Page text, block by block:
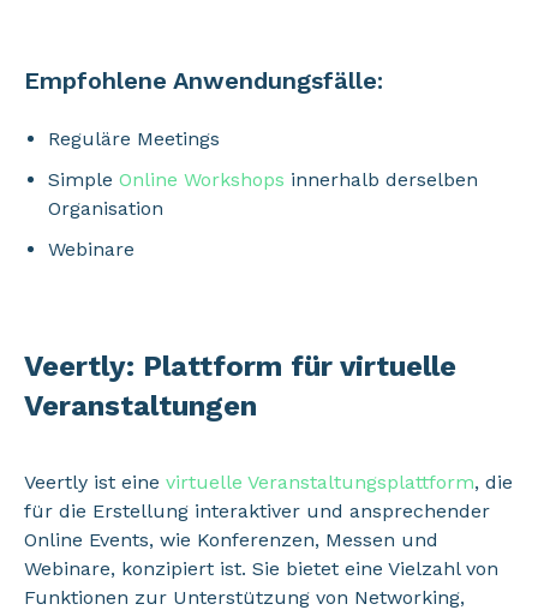
Empfohlene Anwendungsfälle:
Reguläre Meetings
Simple Online Workshops innerhalb derselben
Organisation
Webinare
Veertly: Plattform für virtuelle
Veranstaltungen
Veertly ist eine virtuelle Veranstaltungsplattform, die
für die Erstellung interaktiver und ansprechender
Online Events, wie Konferenzen, Messen und
Webinare, konzipiert ist. Sie bietet eine Vielzahl von
Funktionen zur Unterstützung von Networking,